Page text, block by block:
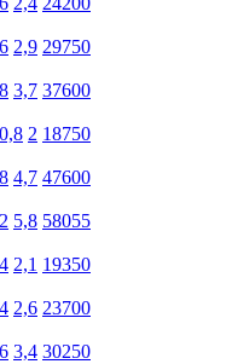
2,9 29750
3,7 37600
0,8 2 18750
4,7 47600
5,8 58055
2,1 19350
2,6 23700
3,4 30250